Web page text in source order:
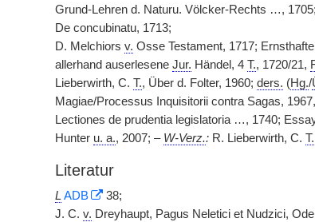
Grund-Lehren d. Naturu. Völcker-Rechts …, 1705;
De concubinatu, 1713;
D. Melchiors v. Osse Testament, 1717;
allerhand auserlesene Jur. Händel, 4 T., 1720/21,
Lieberwirth, C. T., Über d. Folter, 1960; ders. (Hg./
Magiae/Processus Inquisitorii contra Sagas, 1967,
Lectiones de prudentia legislatoria …, 1740;
Hunter u. a., 2007; – W-Verz.:R. Lieberwirth, C. T.
Literatur
L ADB
38;
J. C. v. Dreyhaupt, Pagus Neletici et Nudzici,